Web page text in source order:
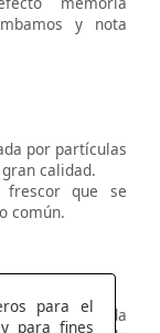
y nota
por partículas
calidad.
frescor que se
común.
una acogida
para el
para fines